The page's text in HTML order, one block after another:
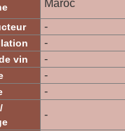
Maroc
-
-
vin -
-
-
-